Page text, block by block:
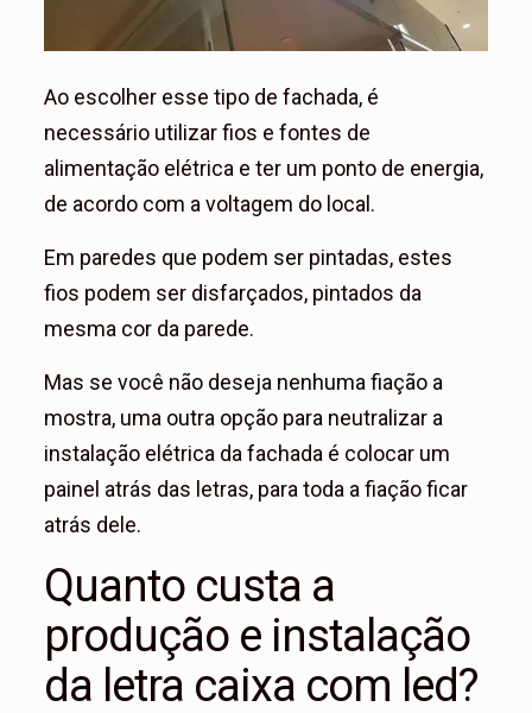
Ao escolher esse tipo de fachada, é
necessário utilizar fios e fontes de
alimentação elétrica e ter um ponto de energia,
de acordo com a voltagem do local.
Em paredes que podem ser pintadas, estes
fios podem ser disfarçados, pintados da
mesma cor da parede.
Mas se você não deseja nenhuma fiação a
mostra, uma outra opção para neutralizar a
instalação elétrica da fachada é colocar um
painel atrás das letras, para toda a fiação ficar
atrás dele.
Quanto custa a
produção e instalação
da letra caixa com led?